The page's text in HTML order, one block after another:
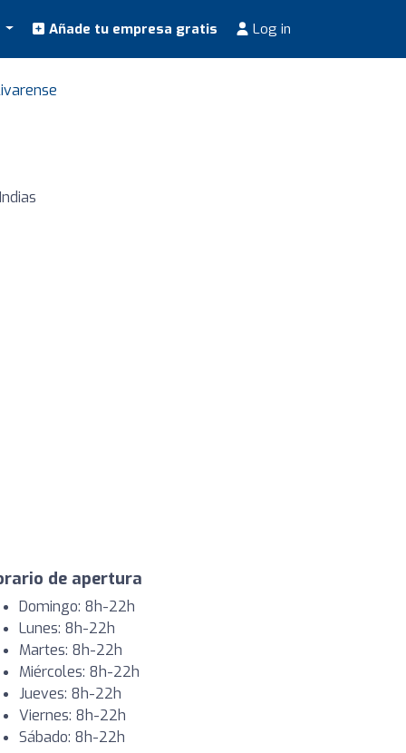
Añade tu empresa gratis Log in
de apertura
Domingo: 8h-22h
Lunes: 8h-22h
Martes: 8h-22h
Miércoles: 8h-22h
Jueves: 8h-22h
Viernes: 8h-22h
Sábado: 8h-22h